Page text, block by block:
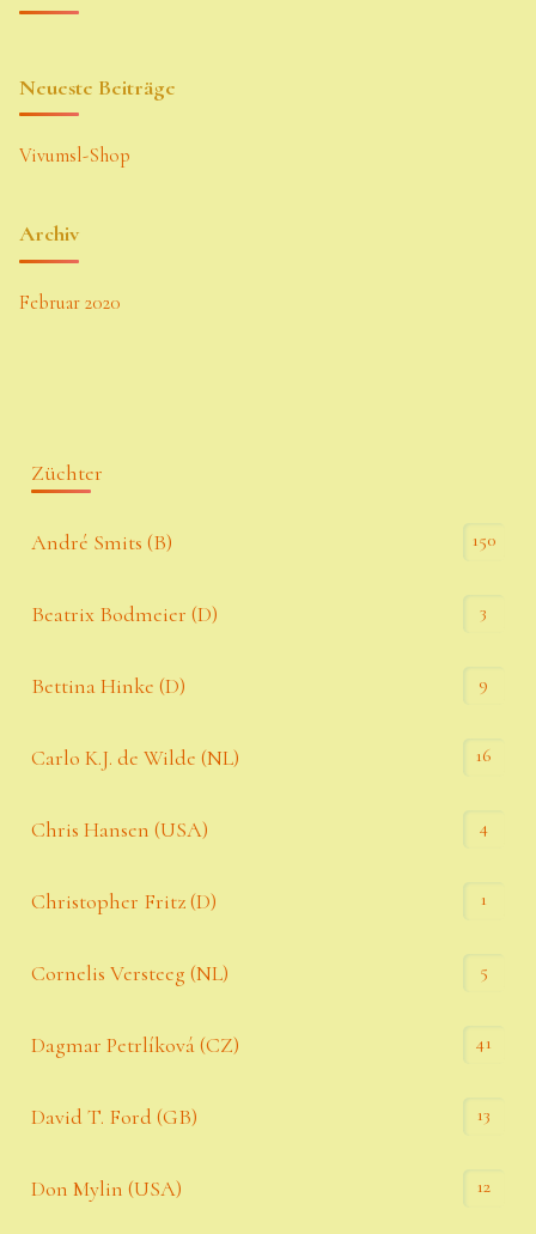
Neueste Beiträge
Vivumsl-Shop
Archiv
Februar 2020
Züchter
André Smits (B) 150
Beatrix Bodmeier (D) 3
Bettina Hinke (D) 9
Carlo K.J. de Wilde (NL) 16
Chris Hansen (USA) 4
Christopher Fritz (D) 1
Cornelis Versteeg (NL) 5
Dagmar Petrlíková (CZ) 41
David T. Ford (GB) 13
Don Mylin (USA) 12